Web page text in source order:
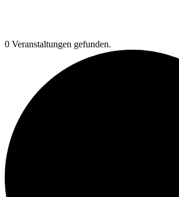
0 Veranstaltungen gefunden.